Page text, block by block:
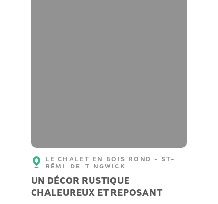
LE CHALET EN BOIS ROND - ST-
RÉMI-DE-TINGWICK
UN DÉCOR RUSTIQUE
CHALEUREUX ET REPOSANT